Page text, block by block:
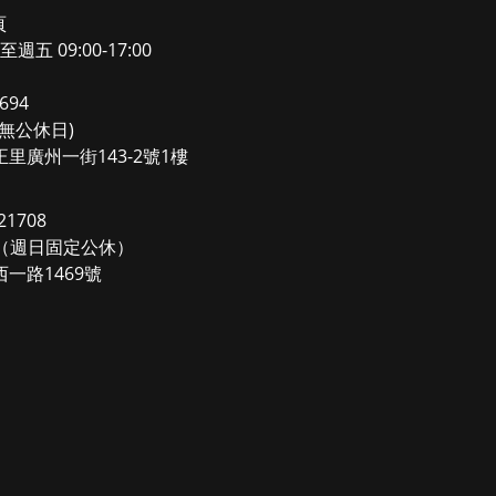
週五 09:00-17:00
公休日)
里廣州一街143-2號1樓
日固定公休）
一路1469號